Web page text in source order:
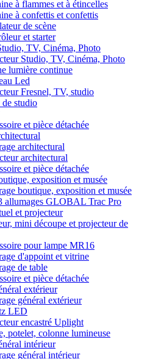
à flammes et à étincelles
à confettis et confettis
de scène
et starter
TV, Cinéma, Photo
Studio, TV, Cinéma, Photo
lumière continue
Led
Fresnel, TV, studio
de studio
et pièce détachée
architectural
architectural
et pièce détachée
exposition et musée
boutique, exposition et musée
allumages GLOBAL Trac Pro
et projecteur
mini découpe et projecteur de
pour lampe MR16
d'appoint et vitrine
de table
et pièce détachée
extérieur
général extérieur
LED
encastré Uplight
potelet, colonne lumineuse
intérieur
général intérieur